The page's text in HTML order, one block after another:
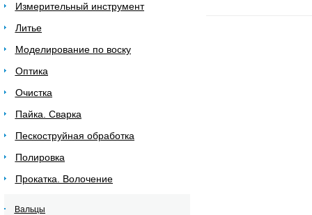
Измерительный инструмент
Литье
Моделирование по воску
Оптика
Очистка
Пайка. Сварка
Пескоструйная обработка
Полировка
Прокатка. Волочение
Вальцы